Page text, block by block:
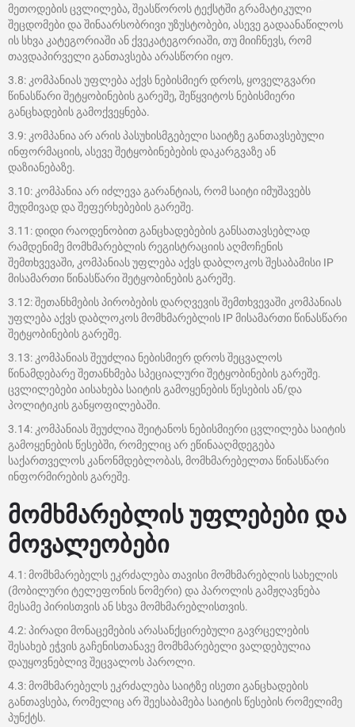
მეთოდების ცვლილება, შეასწოროს ტექსტში გრამატიკული
შეცდომები და შინაარსობრივი უზუსტობები, ასევე გადაანაწილოს
ის სხვა კატეგორიაში ან ქვეკატეგორიაში, თუ მიიჩნევს, რომ
თავდაპირველი განთავსება არასწორი იყო.
3.8: კომპანიას უფლება აქვს ნებისმიერ დროს, ყოველგვარი
წინასწარი შეტყობინების გარეშე, შეწყვიტოს ნებისმიერი
განცხადების გამოქვეყნება.
3.9: კომპანია არ არის პასუხისმგებელი საიტზე განთავსებული
ინფორმაციის, ასევე შეტყობინებების დაკარგვაზე ან
დაზიანებაზე.
3.10: კომპანია არ იძლევა გარანტიას, რომ საიტი იმუშავებს
მუდმივად და შეფერხებების გარეშე.
3.11: დიდი რაოდენობით განცხადებების განსათავსებლად
რამდენიმე მომხმარებლის რეგისტრაციის აღმოჩენის
შემთხვევაში, კომპანიას უფლება აქვს დაბლოკოს შესაბამისი IP
მისამართი წინასწარი შეტყობინების გარეშე.
3.12: შეთანხმების პირობების დარღვევის შემთხვევაში კომპანიას
უფლება აქვს დაბლოკოს მომხმარებლის IP მისამართი წინასწარი
შეტყობინების გარეშე.
3.13: კომპანიას შეუძლია ნებისმიერ დროს შეცვალოს
წინამდებარე შეთანხმება სპეციალური შეტყობინების გარეშე.
ცვლილებები აისახება საიტის გამოყენების წესების ან/და
პოლიტიკის განყოფილებაში.
3.14: კომპანიას შეუძლია შეიტანოს ნებისმიერი ცვლილება საიტის
გამოყენების წესებში, რომელიც არ ეწინააღმდეგება
საქართველოს კანონმდებლობას, მომხმარებელთა წინასწარი
ინფორმირების გარეშე.
მომხმარებლის უფლებები და
მოვალეობები
4.1: მომხმარებელს ეკრძალება თავისი მომხმარებლის სახელის
(მობილური ტელეფონის ნომერი) და პაროლის გამჟღავნება
მესამე პირისთვის ან სხვა მომხმარებლისთვის.
4.2: პირადი მონაცემების არასანქცირებული გავრცელების
შესახებ ეჭვის გაჩენისთანავე მომხმარებელი ვალდებულია
დაუყოვნებლივ შეცვალოს პაროლი.
4.3: მომხმარებელს ეკრძალება საიტზე ისეთი განცხადების
განთავსება, რომელიც არ შეესაბამება საიტის წესების რომელიმე
პუნქტს.